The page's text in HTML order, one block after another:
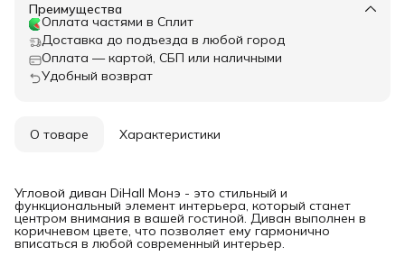
Преимущества
Оплата частями в Сплит
Доставка до подъезда в любой город
Оплата — картой, СБП или наличными
Удобный возврат
О товаре Характеристики
Угловой диван DiHall Монэ - это стильный и
функциональный элемент интерьера, который станет
центром внимания в вашей гостиной. Диван выполнен в
коричневом цвете, что позволяет ему гармонично
вписаться в любой современный интерьер.